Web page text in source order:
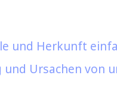
und Herkunft
und Ursachen von